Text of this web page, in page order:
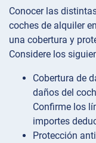
Conocer las
coches de alquiler
una cobertura y
Considere los
Cobertura de
daños del
Confirme los
importes
Protección